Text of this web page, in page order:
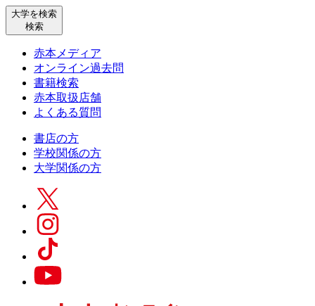
大学を検索
検索
赤本メディア
オンライン過去問
書籍検索
赤本取扱店舗
よくある質問
書店の方
学校関係の方
大学関係の方